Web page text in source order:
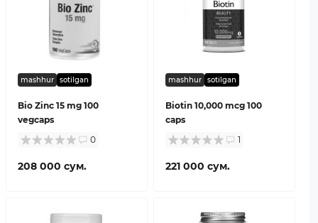
mashhur sotilgan
Bio Zinc 15 mg 100
vegcaps
0
208 000 сум.
mashhur sotilgan
Biotin 10,000 mcg 100
caps
1
221 000 сум.